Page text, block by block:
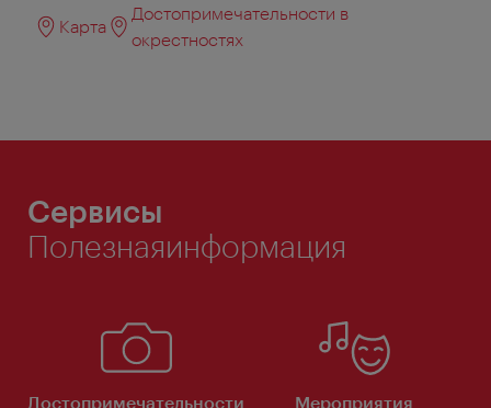
Карта
Достопримечательности в
окрестностях
Сервисы
Полезнаяинформация
Достопримечательности
Мероприятия